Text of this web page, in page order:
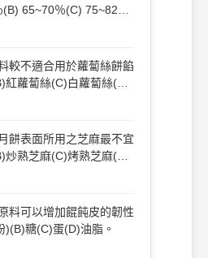
65~70％(C) 75~82％
較不適合用於蘿蔔絲餅餡
蘿蔔絲(C)白蘿蔔絲(D)
餅表面所用之芝麻最不宜
熟芝麻(C)烤熟芝麻(D)
料可以增加餛飩皮的韌性
)(B)糖(C)蛋(D)油脂。